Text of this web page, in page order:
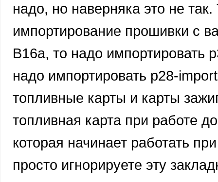
надо, но наверняка это не
импортирование прошивки с
B16a, то надо импортировать
надо импортировать p28-
топливные карты и карты
топливная карта при работе
которая начинает работать
просто игнорируете эту